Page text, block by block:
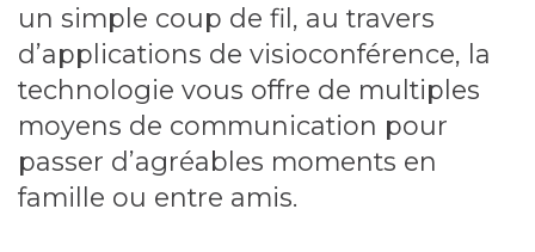
un simple coup de fil, au travers
d’applications de visioconférence, la
technologie vous offre de multiples
moyens de communication pour
passer d’agréables moments en
famille ou entre amis.